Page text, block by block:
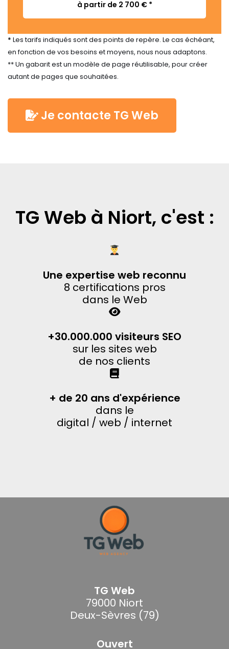
à partir de 2 700 €*
* Les tarifs indiqués sont des points de repère. Le cas échéant,
en fonction de vos besoins et moyens, nous nous adaptons.
** Un gabarit est un modèle de page réutilisable, pour créer
autant de pages que souhaitées.
Je contacte TG Web
TG Web à Niort, c'est :
Une expertise web reconnu
8 certifications pros
dans le Web
+30.000.000 visiteurs SEO
sur les sites web
de nos clients
+ de 20 ans d'expérience
dans le
digital / web / internet
TG Web
79000 Niort
Deux-Sèvres (79)
Ouvert